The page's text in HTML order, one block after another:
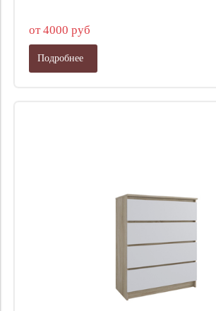
от 4000 руб
Подробнее